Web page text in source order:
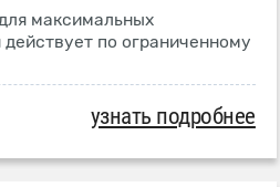
максимальных
по ограниченному
узнать подробнее